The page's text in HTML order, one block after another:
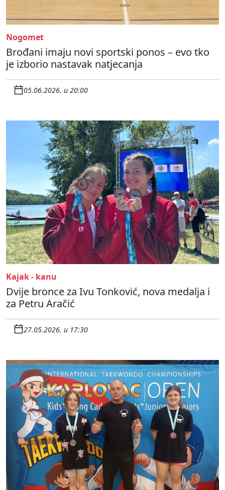
Nogomet
Brođani imaju novi sportski ponos – evo tko
je izborio nastavak natjecanja
05.06.2026. u 20:00
Kajak - kanu
Dvije bronce za Ivu Tonković, nova medalja i
za Petru Aračić
27.05.2026. u 17:30